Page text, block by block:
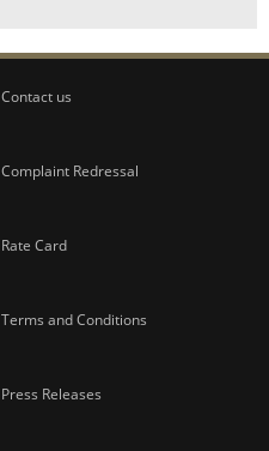
Contact us
Complaint Redressal
Rate Card
Terms and Conditions
Press Releases